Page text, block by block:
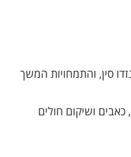
סין, והתמחויות המשך
ושיקום חולים